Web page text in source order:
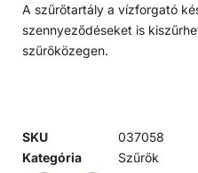
A szűrőtartály a vízforgató
szennyeződéseket is
szűrőközegen.
SKU
037058
Kategória
Szűrők